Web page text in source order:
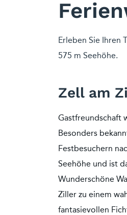
Erleben Sie Ihren
575 m Seehöhe.
Zell am
Gastfreundschaft
Besonders
Festbesuchern
Seehöhe und ist
Wunderschöne
Ziller zu einem
fantasievollen